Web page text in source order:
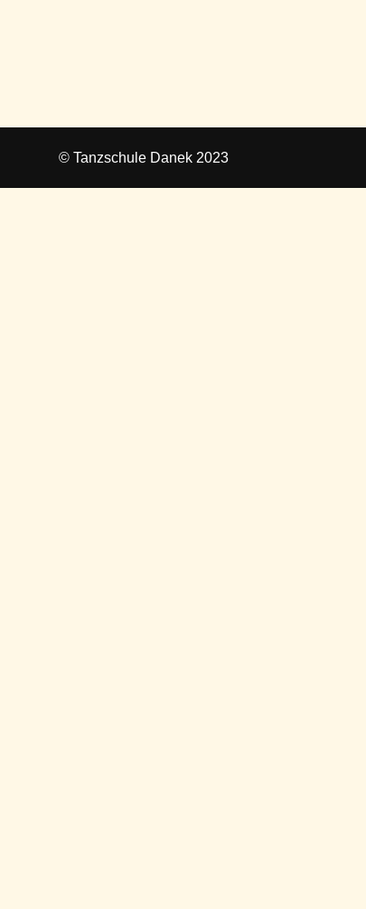
© Tanzschule Danek 2023